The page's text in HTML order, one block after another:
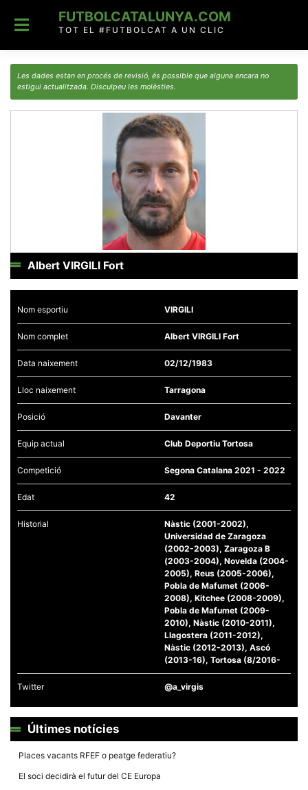
content
FUTBOLCATALUNYA.COM
TOT EL #FUTBOLCAT A UN CLIC
Les dades estan en procés de revisió, és possible que alguna encara no
estigui actualitzada. Disculpeu les molèsties.
Albert VIRGILI Fort
Nom esportiu VIRGILI
Nom complet Albert VIRGILI Fort
Data naixement 02/12/1983
Lloc naixement Tarragona
Posició Davanter
Equip actual Club Deportiu Tortosa
Competició Segona Catalana 2021 - 2022
Edat 42
Historial
Nàstic (2001-2002),
Universidad de Zaragoza
(2002-2003), Zaragoza B
(2003-2004), Novelda (2004-
2005), Reus (2005-2006),
Pobla de Mafumet (2006-
2008), Kitchee (2008-2009),
Pobla de Mafumet (2009-
2010), Nàstic (2010-2011),
Llagostera (2011-2012),
Nàstic (2012-2013), Ascó
(2013-16), Tortosa (8/2016-
Twitter @a_virgis
Últimes notícies
Places vacants RFEF o peatge federatiu?
El soci decidirà el futur del CE Europa
Necessàries
són
opcionals,
són
funcionament
tècnic de la
Estadístiques
Recopilem
dades
estadístiques
de manera
anònima d'ús
del lloc web
per a millorar
la funcionalitat
i la seva
estructura.
Experiència
d'usuari
Alguns
components